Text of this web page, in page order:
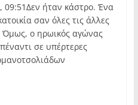
ήταν κάστρο. Ένα
σαν όλες τις άλλες
ο ηρωικός αγώνας
σε υπέρτερες